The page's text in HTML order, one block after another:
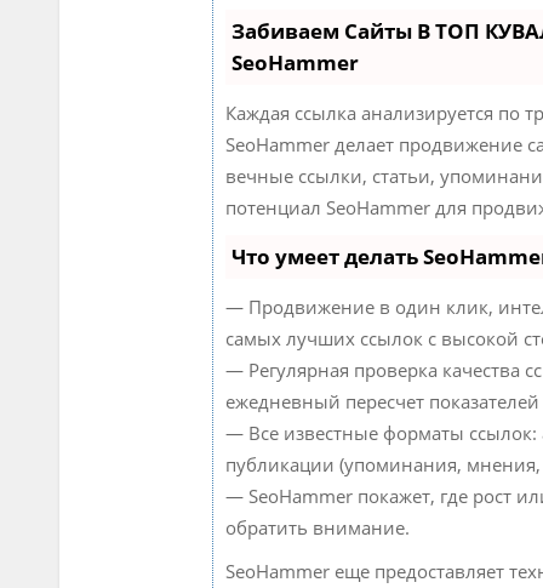
Забиваем Сайты В ТОП
SeoHammer
Каждая ссылка анализируется по
SeoHammer делает продвижение
вечные ссылки, статьи,
потенциал SeoHammer для
Что умеет делать
— Продвижение в один клик,
самых лучших ссылок с высокой
— Регулярная проверка качества
ежедневный пересчет показателей
— Все известные форматы
публикации (упоминания, мнения,
— SeoHammer покажет, где рост
обратить внимание.
SeoHammer еще предоставляет